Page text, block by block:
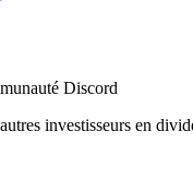
Discord
investisseurs en